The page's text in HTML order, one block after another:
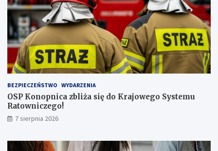
l
c
z
b
ą
a
a
ż
e
r
!
BEZPIECZEŃSTWO WYDARZENIA
OSP Konopnica zbliża się do Krajowego Systemu
Ratowniczego!
7 sierpnia 2026